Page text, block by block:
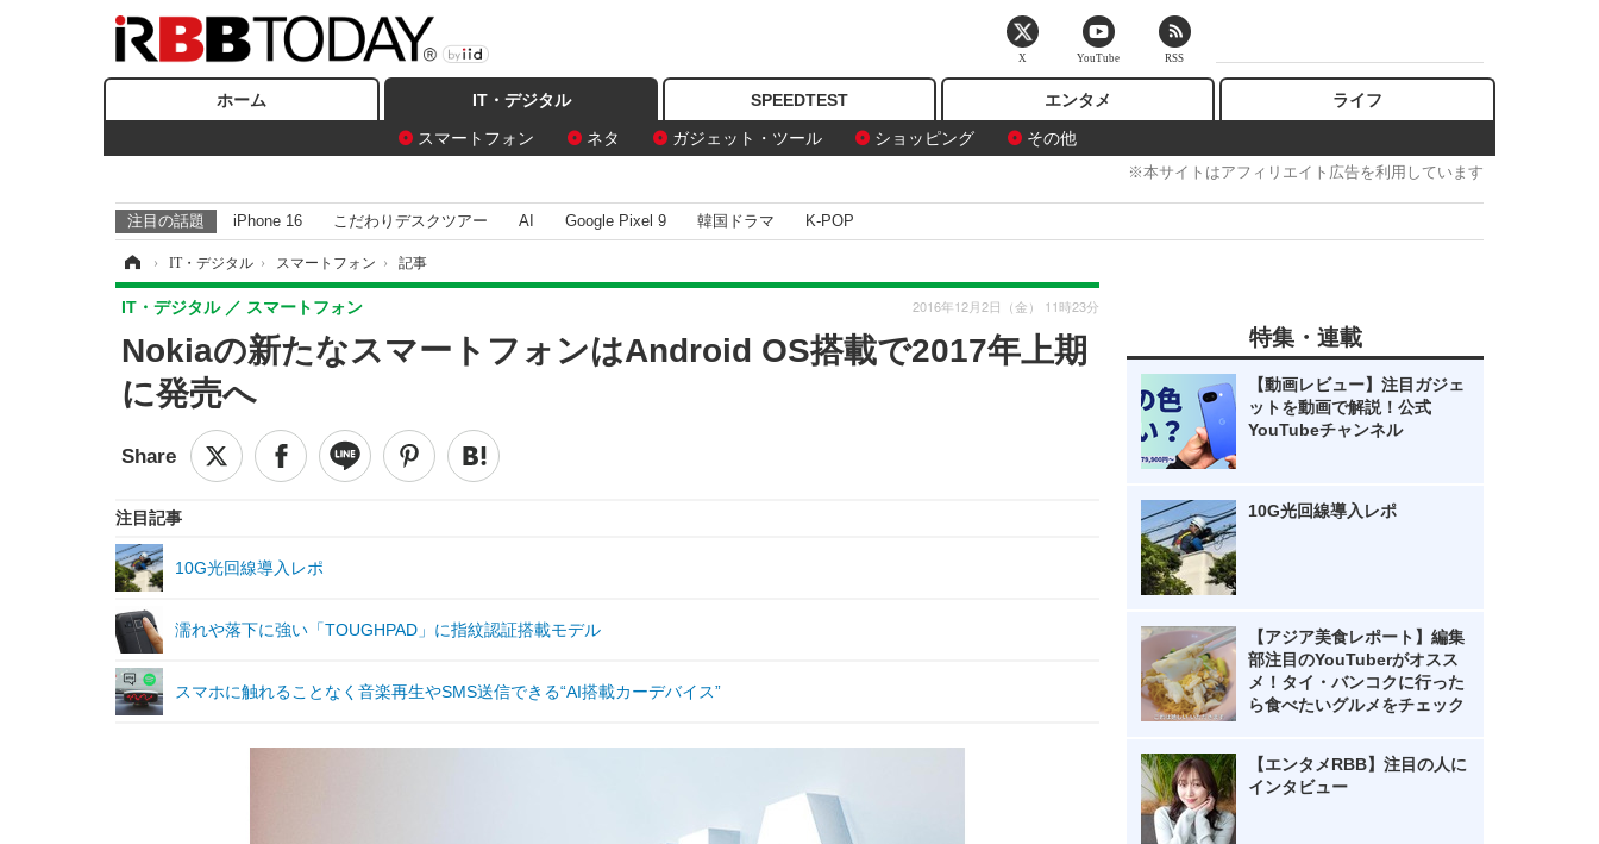
ホーム
IT・デジタル
スマートフォン
ネタ ガジェット・ツール ショッピング その他
SPEEDTEST エンタメ ライフ
※本サイトはアフィリエイト広告を利用しています
注目の話題 iPhone 16 こだわりデスクツアー AI Google Pixel 9 韓国ドラマ K-POP
› IT・デジタル › スマートフォン › 記事
Nokiaの新たなスマートフォンはAndroid OS搭載で2017年上期
に発売へ
IT・デジタル スマートフォン 2016年12月2日（金） 11時23分
注目記事
10G光回線導入レポ
濡れや落下に強い「TOUGHPAD」に指紋認証搭載モデル
スマホに触れることなく音楽再生やSMS送信できる“AI搭載カーデバイス”
特集・連載
【動画レビュー】注目ガジェ
ットを動画で解説！公式
YouTubeチャンネル
10G光回線導入レポ
【アジア美食レポート】編集
部注目のYouTuberがオスス
メ！タイ・バンコクに行った
ら食べたいグルメをチェック
【エンタメRBB】注目の人に
インタビュー
X YouTube RSS